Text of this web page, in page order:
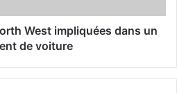
West impliquées dans un
de voiture